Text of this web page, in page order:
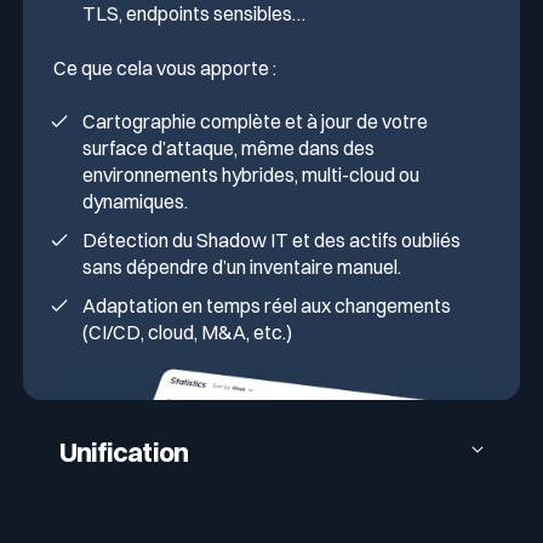
TLS, endpoints sensibles…
Ce que cela vous apporte :
Cartographie complète et à jour de votre
surface d’attaque, même dans des
environnements hybrides, multi-cloud ou
dynamiques.
Détection du Shadow IT et des actifs oubliés
sans dépendre d’un inventaire manuel.
Adaptation en temps réel aux changements
(CI/CD, cloud, M&A, etc.)
Unification